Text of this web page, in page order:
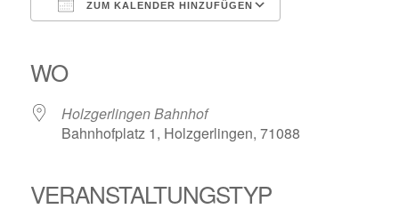
ZUM KALENDER HINZUFÜGEN
WO
Holzgerlingen Bahnhof
Bahnhofplatz 1, Holzgerlingen, 71088
VERANSTALTUNGSTYP